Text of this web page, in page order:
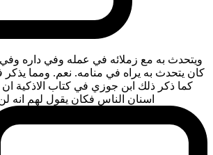
ويتحدث به مع زملائه في عمله وفي داره
كان يتحدث به يراه في منامه. نعم. ومما يذكر
كما ذكر ذلك ابن جوزي في كتاب الاذكية ان
اسنان الناس فكان يقول لهم انه